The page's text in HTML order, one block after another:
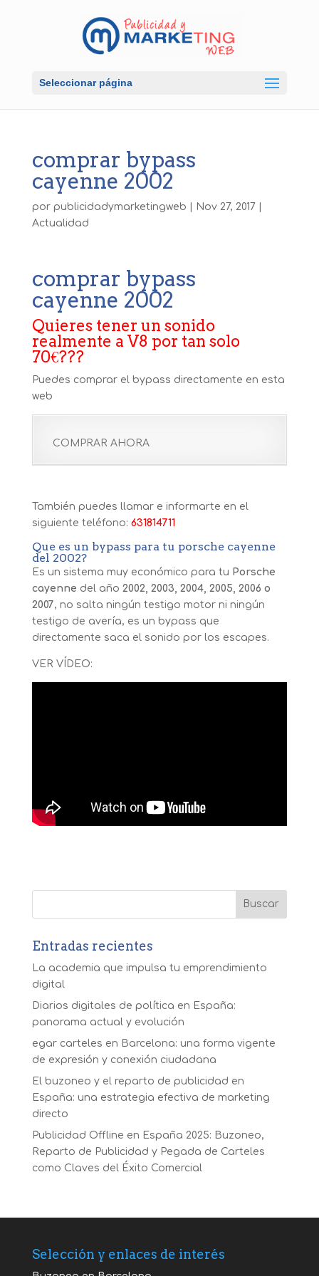
Seleccionar página
comprar bypass
cayenne 2002
por publicidadymarketingweb Nov 27, 2017
Actualidad
comprar bypass
cayenne 2002
Quieres tener un sonido
realmente a V8 por tan solo
70€???
Puedes comprar el bypass directamente en esta
web
COMPRAR AHORA
También puedes llamar e informarte en el
siguiente teléfono: 631814711
Que es un bypass para tu porsche cayenne
del 2002?
Es un sistema muy económico para tu Porsche
cayenne del año 2002, 2003, 2004, 2005, 2006 o
2007, no salta ningún testigo motor ni ningún
testigo de avería, es un bypass que
directamente saca el sonido por los escapes.
VER VÍDEO:
Entradas recientes
La academia que impulsa tu emprendimiento
digital
Diarios digitales de política en España:
panorama actual y evolución
egar carteles en Barcelona: una forma vigente
de expresión y conexión ciudadana
El buzoneo y el reparto de publicidad en
España: una estrategia efectiva de marketing
directo
Publicidad Offline en España 2025: Buzoneo,
Reparto de Publicidad y Pegada de Carteles
como Claves del Éxito Comercial
Selección y enlaces de interés